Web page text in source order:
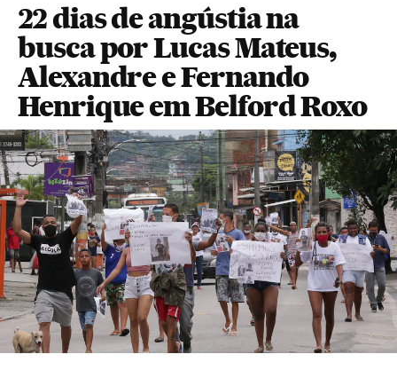
22 dias de angústia na
busca por Lucas Mateus,
Alexandre e Fernando
Henrique em Belford Roxo